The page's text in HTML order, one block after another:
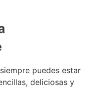
puedes estar
deliciosas y